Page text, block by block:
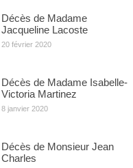
Décès de Madame
Jacqueline Lacoste
20 février 2020
Décès de Madame Isabelle-
Victoria Martinez
8 janvier 2020
Décès de Monsieur Jean
Charles